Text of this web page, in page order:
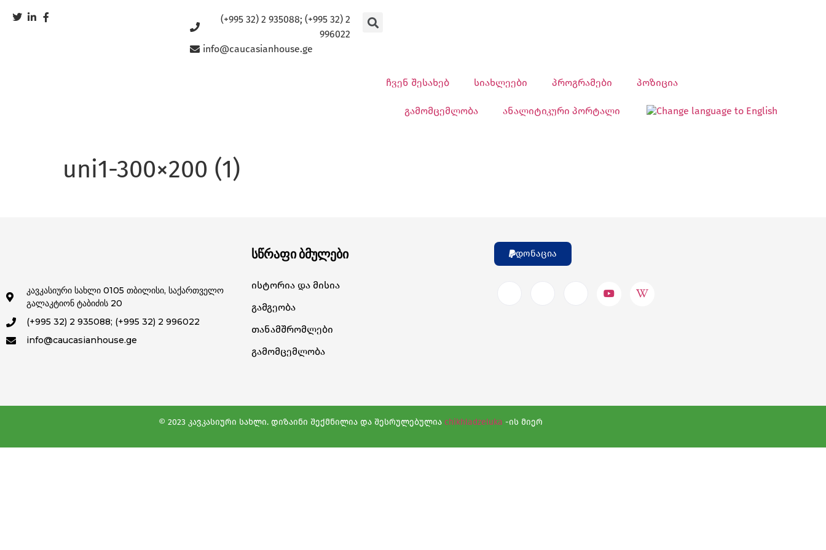
(+995 32) 2 935088; (+995 32) 2
996022
info@caucasianhouse.ge
ჩვენ შესახებ სიახლეები პროგრამები პოზიცია
გამომცემლობა ანალიტიკური პორტალი
uni1-300×200 (1)
კავკასიური სახლი 0105 თბილისი, საქართველო
გალაკტიონ ტაბიძის 20
(+995 32) 2 935088; (+995 32) 2 996022
info@caucasianhouse.ge
სწრაფი ბმულები
Ისტორია Და Მისია
Გამგეობა
Თანამშრომლები
Გამომცემლობა
დონაცია
© 2023 კავკასიური სახლი. დიზაინი შექმნილია და შესრულებულია chikhladzeluka -ის მიერ